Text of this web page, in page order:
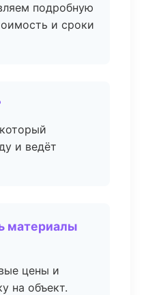
подробную
и сроки
и ведёт
материалы
цены и
на объект.